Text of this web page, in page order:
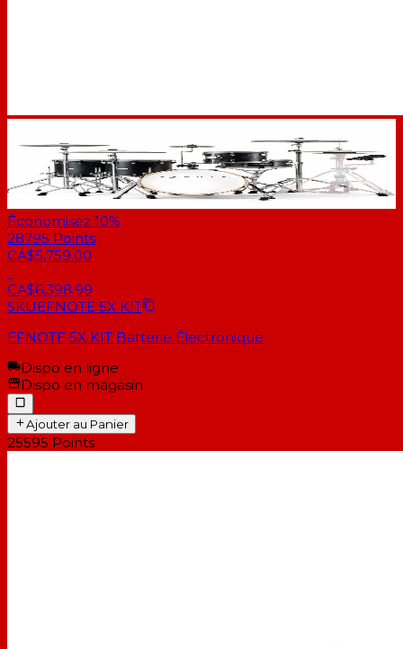
Économisez 10%
28795 Points
CA$5,759.00
CA$6,398.99
SKUEFNOTE 5X KIT
EFNOTE 5X KIT Batterie Électronique
Dispo en ligne
Dispo en magasin
Ajouter au Panier
25595 Points